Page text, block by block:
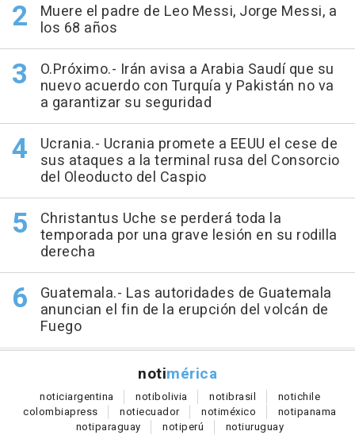
Muere el padre de Leo Messi, Jorge Messi, a
los 68 años
O.Próximo.- Irán avisa a Arabia Saudí que su
nuevo acuerdo con Turquía y Pakistán no va
a garantizar su seguridad
Ucrania.- Ucrania promete a EEUU el cese de
sus ataques a la terminal rusa del Consorcio
del Oleoducto del Caspio
Christantus Uche se perderá toda la
temporada por una grave lesión en su rodilla
derecha
Guatemala.- Las autoridades de Guatemala
anuncian el fin de la erupción del volcán de
Fuego
notimérica
noticiargentina notibolivia notibrasil notichile
colombiapress notiecuador notiméxico notipanama
notiparaguay notiperú notiuruguay